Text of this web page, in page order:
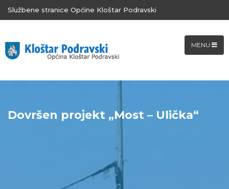
Službene stranice Općine Kloštar Podravski
MENU
Dovršen projekt „Most – Ulička“